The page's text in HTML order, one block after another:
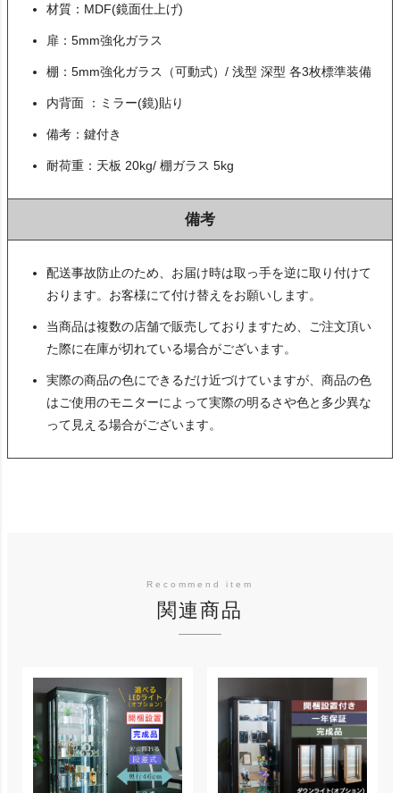
材質：MDF(鏡面仕上げ)
扉：5mm強化ガラス
棚：5mm強化ガラス（可動式）/ 浅型 深型 各3枚標準装備
内背面 ：ミラー(鏡)貼り
備考：鍵付き
耐荷重：天板 20kg/ 棚ガラス 5kg
備考
配送事故防止のため、お届け時は取っ手を逆に取り付けて
おります。お客様にて付け替えをお願いします。
当商品は複数の店舗で販売しておりますため、ご注文頂い
た際に在庫が切れている場合がございます。
実際の商品の色にできるだけ近づけていますが、商品の色
はご使用のモニターによって実際の明るさや色と多少異な
って見える場合がございます。
関連商品